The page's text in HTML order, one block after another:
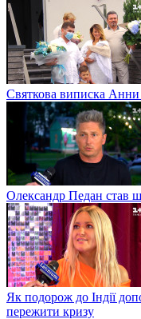
Святкова виписка Анни
Олександр Педан став
Як подорож до Індії
пережити кризу